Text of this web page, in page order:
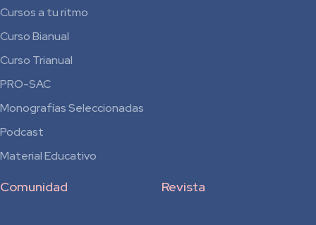
Cursos a tu ritmo
Curso Bianual
para
Residentes
Curso Trianual
PRO-SAC
Monografías Seleccionadas
Podcast
Material Educativo
Revista
Comunidad